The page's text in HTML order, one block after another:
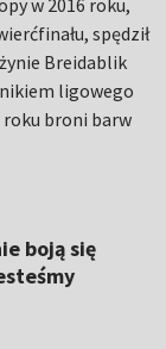
w 2016 roku,
spędził
Breidablik
ligowego
roku broni barw
boją się